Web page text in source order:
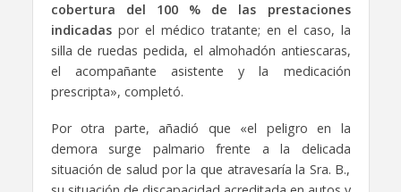
cobertura del 100 % de las prestaciones
indicadaspor el médico tratante; en el caso, la
silla de ruedas pedida, el almohadón antiescaras,
el acompañante asistente y la medicación
prescripta», completó.
Por otra parte, añadió que «el peligro en la
demora surge palmario frente a la delicada
situación de salud por la que atravesaría la Sra. B.,